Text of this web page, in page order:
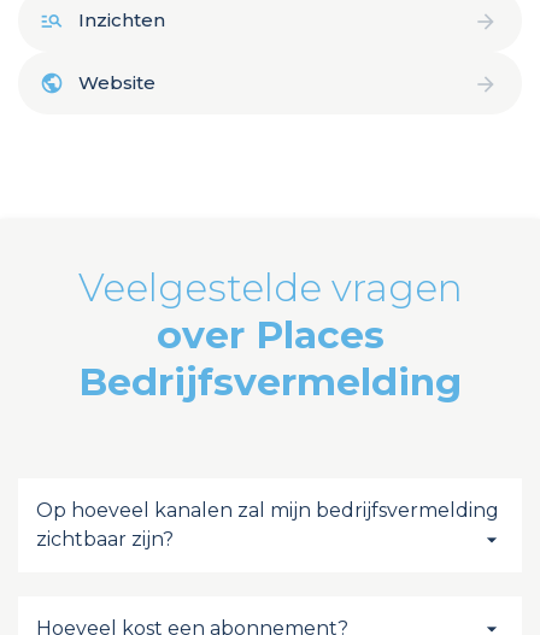
Inzichten
Website
Veelgestelde vragen
over Places
Bedrijfsvermelding
Op hoeveel kanalen zal mijn bedrijfsvermelding
zichtbaar zijn?
Hoeveel kost een abonnement?